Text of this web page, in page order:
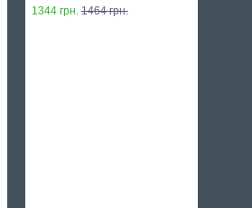
1344 грн. 1464 грн.